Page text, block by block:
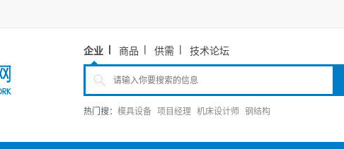
企业 商品 供需 技术论坛
热门搜： 模具设备 项目经理 机床设计师 钢结构